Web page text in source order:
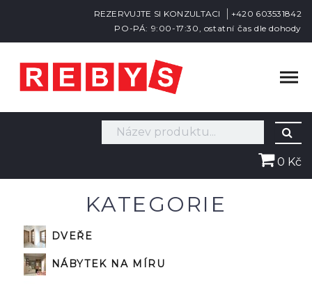
REZERVUJTE SI KONZULTACI
+420 603531842
PO-PÁ: 9:00-17:30, ostatní čas dle dohody
0 Kč
KATEGORIE
DVEŘE
NÁBYTEK NA MÍRU